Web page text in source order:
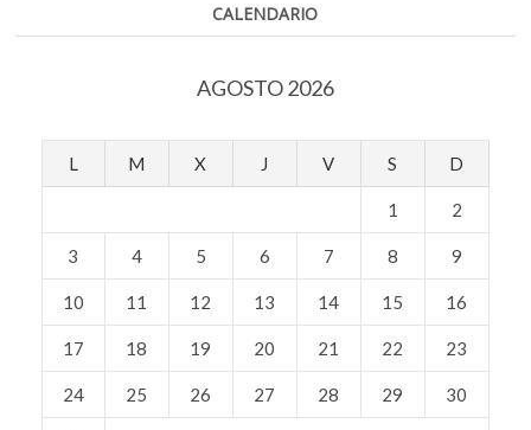
Nacional
CALENDARIO
AGOSTO 2026
L M X J V S D
1 2
3 4 5 6 7 8 9
10 11 12 13 14 15 16
17 18 19 20 21 22 23
24 25 26 27 28 29 30